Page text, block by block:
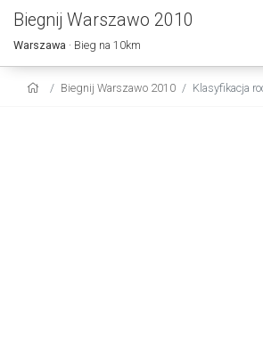
Biegnij Warszawo 2010
Warszawa · Bieg na 10km
Biegnij Warszawo 2010 Klasyfikacja